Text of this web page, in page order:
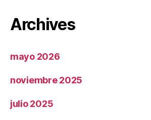
Archives
mayo 2026
noviembre 2025
julio 2025